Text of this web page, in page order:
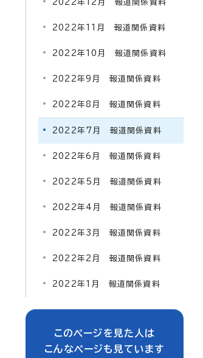
2022年12月 報道関係資料
2022年11月 報道関係資料
2022年10月 報道関係資料
2022年9月 報道関係資料
2022年8月 報道関係資料
2022年7月 報道関係資料
2022年6月 報道関係資料
2022年5月 報道関係資料
2022年4月 報道関係資料
2022年3月 報道関係資料
2022年2月 報道関係資料
2022年1月 報道関係資料
このページを見た人は
こんなページも見ています